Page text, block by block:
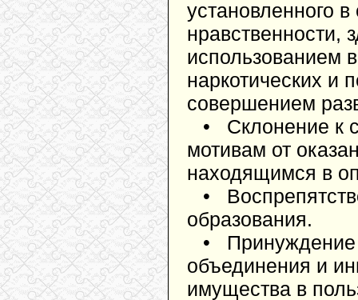
установленного
нравственности,
использованием
наркотических и
совершением
• Склонение к
мотивам от
находящимся в
•
образования.
• Принуждение
объединения и
имущества в